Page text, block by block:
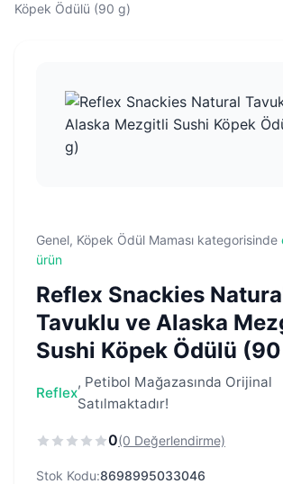
Köpek Ödülü (90 g)
Genel, Köpek Ödül Maması kategorisinde
ürün
Reflex Snackies
Tavuklu ve Alaska
Sushi Köpek Ödülü
Reflex
, Petibol Mağazasında Orijinal
Satılmaktadır!
0(0 Değerlendirme)
Stok Kodu:8698995033046